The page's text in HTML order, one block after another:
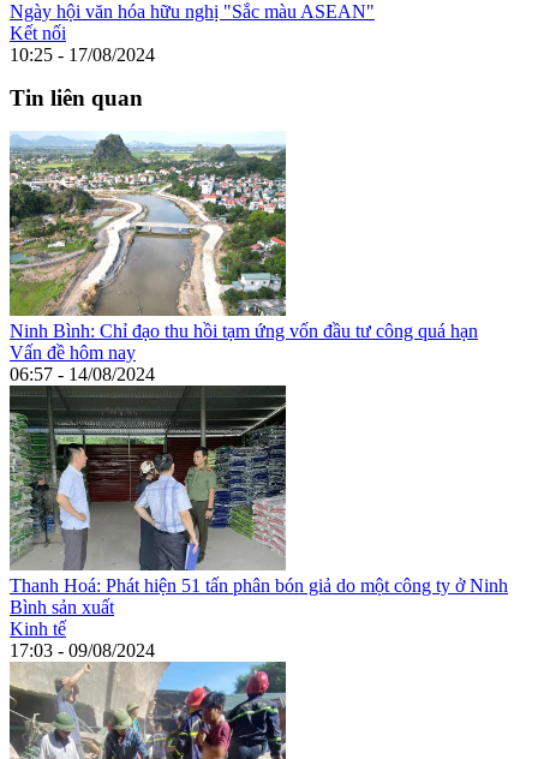
Ngày hội văn hóa hữu nghị "Sắc màu ASEAN"
Kết nối
10:25 - 17/08/2024
Tin liên quan
Ninh Bình: Chỉ đạo thu hồi tạm ứng vốn đầu tư công quá hạn
Vấn đề hôm nay
06:57 - 14/08/2024
Thanh Hoá: Phát hiện 51 tấn phân bón giả do một công ty ở Ninh
Bình sản xuất
Kinh tế
17:03 - 09/08/2024